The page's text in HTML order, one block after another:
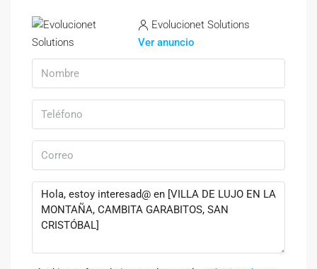
Evolucionet Solutions
Ver anuncio